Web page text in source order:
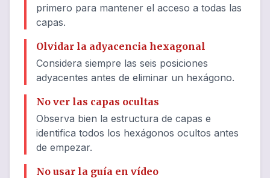
primero para mantener el acceso a todas las
capas.
Olvidar la adyacencia hexagonal
Considera siempre las seis posiciones
adyacentes antes de eliminar un hexágono.
No ver las capas ocultas
Observa bien la estructura de capas e
identifica todos los hexágonos ocultos antes
de empezar.
No usar la guía en vídeo